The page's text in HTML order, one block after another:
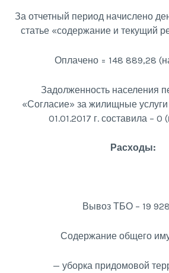
За отчетный период начислено
статье «содержание и текущий
Оплачено = 148 889,28
Задолженность населения
«Согласие» за жилищные
01.01.2017 г. составила – 0
Расходы:
Вывоз ТБО – 19
Содержание общего
— уборка придомовой